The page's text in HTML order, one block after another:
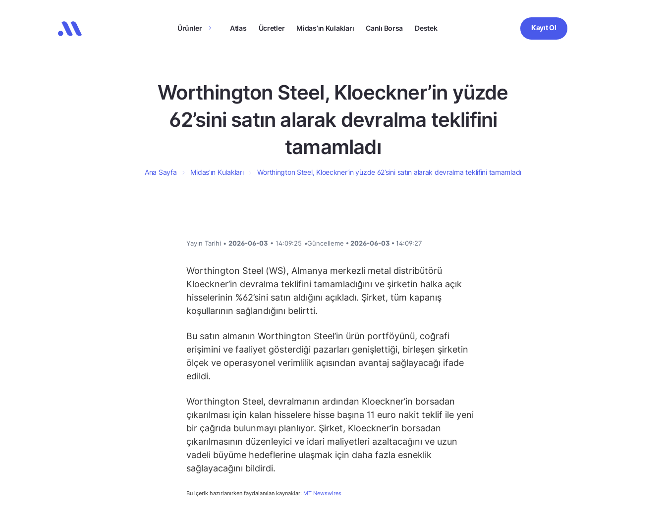
Ürünler Atlas Ücretler Midas’ın Kulakları Canlı Borsa Destek Kayıt Ol
Worthington Steel, Kloeckner’in yüzde
62’sini satın alarak devralma teklifini
tamamladı
Ana Sayfa Midas’ın Kulakları Worthington Steel, Kloeckner’in yüzde 62’sini satın alarak devralma teklifini tamamladı
Yayın Tarihi • 2026-06-03 • 14:09:25 •Güncelleme • 2026-06-03 • 14:09:27
Worthington Steel (WS), Almanya merkezli metal distribütörü
Kloeckner’in devralma teklifini tamamladığını ve şirketin halka açık
hisselerinin %62’sini satın aldığını açıkladı. Şirket, tüm kapanış
koşullarının sağlandığını belirtti.
Bu satın almanın Worthington Steel’in ürün portföyünü, coğrafi
erişimini ve faaliyet gösterdiği pazarları genişlettiği, birleşen şirketin
ölçek ve operasyonel verimlilik açısından avantaj sağlayacağı ifade
edildi.
Worthington Steel, devralmanın ardından Kloeckner’in borsadan
çıkarılması için kalan hisselere hisse başına 11 euro nakit teklif ile yeni
bir çağrıda bulunmayı planlıyor. Şirket, Kloeckner’in borsadan
çıkarılmasının düzenleyici ve idari maliyetleri azaltacağını ve uzun
vadeli büyüme hedeflerine ulaşmak için daha fazla esneklik
sağlayacağını bildirdi.
Bu içerik hazırlanırken faydalanılan kaynaklar: MT Newswires